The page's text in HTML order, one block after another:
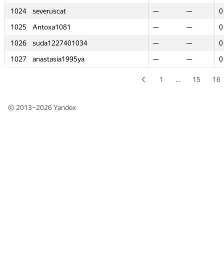
1024
severuscat — —
0
1025
Antoxa1081 — —
0
1026
suda1227401034 — —
0
1027
anastasia1995ya — — 0
1024
severuscat — —
0
1025
Antoxa1081 — —
0
1026
suda1227401034 — —
0
1027
anastasia1995ya — — 0
1 … 15 16
© 2013–2026Yandex